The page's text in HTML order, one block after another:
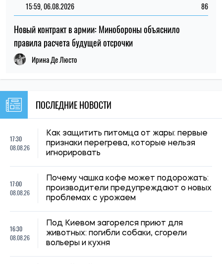
15:59, 06.08.2026 86
Новый контракт в армии: Минобороны объяснило
правила расчета будущей отсрочки
Ирина Де Люсто
ПОСЛЕДНИЕ НОВОСТИ
17:30
08.08.26
Как защитить питомца от жары: первые
признаки перегрева, которые нельзя
игнорировать
17:00
08.08.26
Почему чашка кофе может подорожать:
производители предупреждают о новых
проблемах с урожаем
16:30
08.08.26
Под Киевом загорелся приют для
животных: погибли собаки, сгорели
вольеры и кухня